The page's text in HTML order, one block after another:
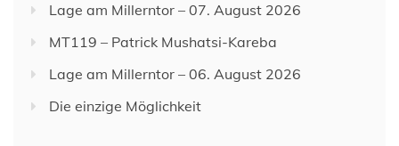
Lage am Millerntor – 07. August 2026
MT119 – Patrick Mushatsi-Kareba
Lage am Millerntor – 06. August 2026
Die einzige Möglichkeit